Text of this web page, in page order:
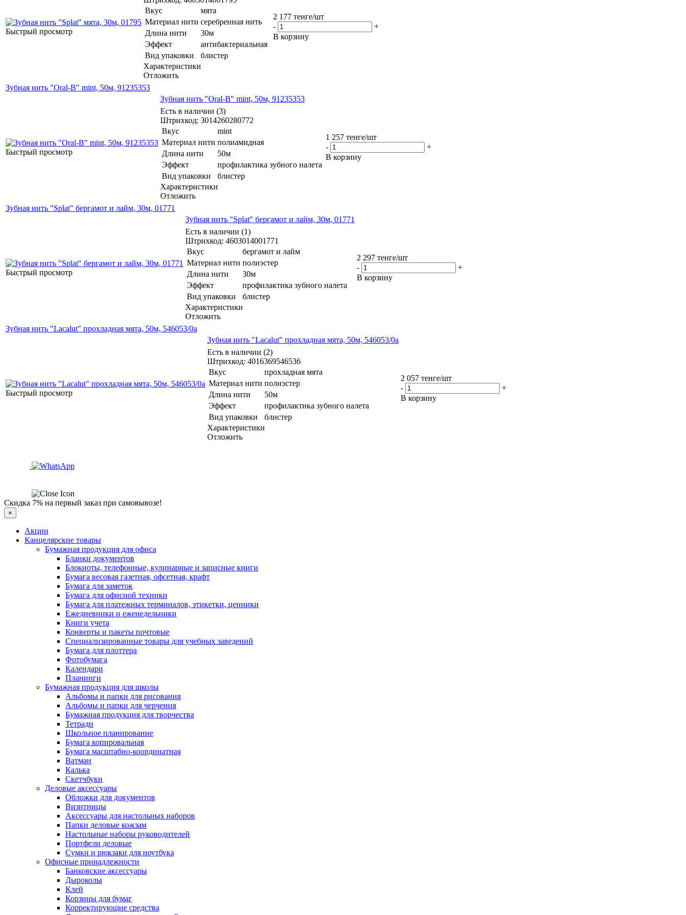
Быстрый просмотр
Вкус
мята
Материал нити серебренная нить
Длина нити
30м
Эффект
антибактериальная
Вид упаковки
блистер
Характеристики
Отложить
2 177 тенге/шт
-
+
В корзину
Зубная нить "Oral-B" mint, 50м, 91235353
Быстрый просмотр
Зубная нить "Oral-B" mint, 50м, 91235353
Есть в наличии (3)
Штрихкод: 3014260280772
Вкус
mint
Материал нити полиамидная
Длина нити
50м
Эффект
профилактика зубного налета
Вид упаковки
блистер
Характеристики
Отложить
1 257 тенге/шт
-
+
В корзину
Зубная нить "Splat" бергамот и лайм, 30м, 01771
Быстрый просмотр
Зубная нить "Splat" бергамот и лайм, 30м, 01771
Есть в наличии (1)
Штрихкод: 4603014001771
Вкус
бергамот и лайм
Материал нити полиэстер
Длина нити
30м
Эффект
профилактика зубного налета
Вид упаковки
блистер
Характеристики
Отложить
2 297 тенге/шт
-
+
В корзину
Зубная нить "Lacalut" прохладная мята, 50м, 546053/0а
Быстрый просмотр
Зубная нить "Lacalut" прохладная мята, 50м, 546053/0а
Есть в наличии (2)
Штрихкод: 4016369546536
Вкус
прохладная мята
Материал нити полиэстер
Длина нити
50м
Эффект
профилактика зубного налета
Вид упаковки
блистер
Характеристики
Отложить
2 057 тенге/шт
-
+
В корзину
Скидка 7% на первый заказ при самовывозе!
×
Акции
Канцелярские товары
Бумажная продукция для офиса
Бланки документов
Блокноты, телефонные, кулинарные и записные книги
Бумага весовая газетная, офсетная, крафт
Бумага для заметок
Бумага для офисной техники
Бумага для платежных терминалов, этикетки, ценники
Ежедневники и еженедельники
Книги учета
Конверты и пакеты почтовые
Специализированные товары для учебных заведений
Бумага для плоттера
Фотобумага
Календари
Планинги
Бумажная продукция для школы
Альбомы и папки для рисования
Альбомы и папки для черчения
Бумажная продукция для творчества
Тетради
Школьное планирование
Бумага копировальная
Бумага масштабно-координатная
Ватман
Калька
Скетчбуки
Деловые аксессуары
Обложки для документов
Визитницы
Аксессуары для настольных наборов
Папки деловые кожзам
Настольные наборы руководителей
Портфели деловые
Сумки и рюкзаки для ноутбука
Офисные принадлежности
Банковские аксессуары
Дыроколы
Клей
Корзины для бумаг
Корректирующие средства